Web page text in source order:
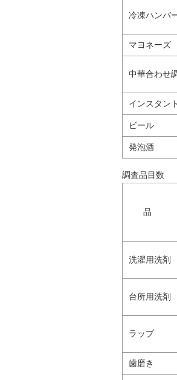
冷凍ハンバ
マヨネーズ
中華合わせ
インスタン
ビール
発泡酒
調査品
品
洗濯用洗剤
台所用洗剤
ラップ
歯磨き